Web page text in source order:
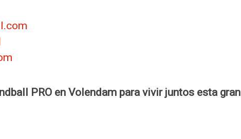
PRO en Volendam para vivir juntos esta gran